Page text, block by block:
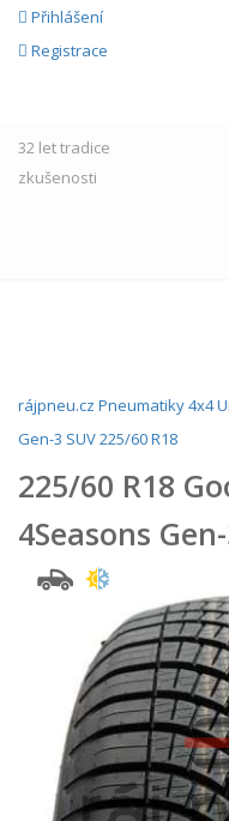
Přihlášení
Registrace
32 lettradice
zkušenosti
rájpneu.cz Pneumatiky4x4
Gen-3 SUV225/60 R18
225/60 R18
4Seasons